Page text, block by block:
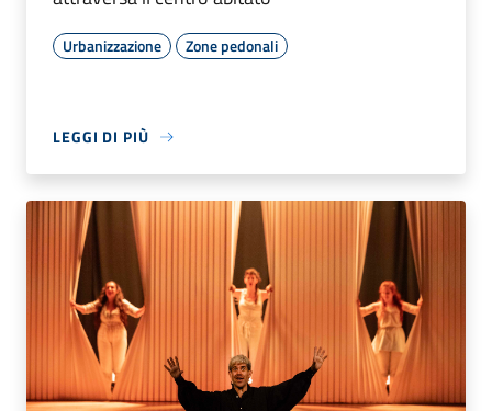
Urbanizzazione Zone pedonali
LEGGI DI PIÙ